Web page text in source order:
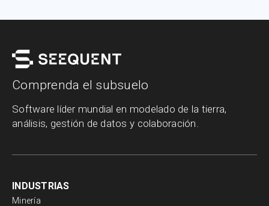
Comprenda el subsuelo
Software líder mundial en modelado de la tierra,
análisis, gestión de datos y colaboración.
INDUSTRIAS
Minería